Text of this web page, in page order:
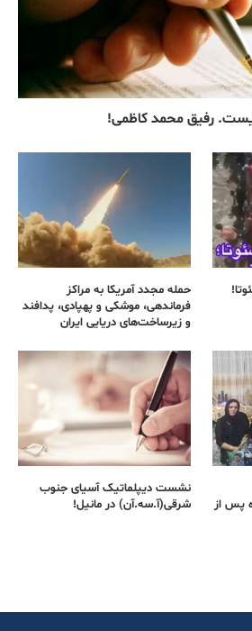
رفیق محمد کاظمی!
حمله مجدد آمریکا به مراکز
فرماندهی، موشکی و پهپادی، پدافند
و زیرساخت‌های دریایی ایران
پس از
نشست دیپلماتیک آسیای جنوب
شرقی‌(آ.سه.آن) در مانیل!